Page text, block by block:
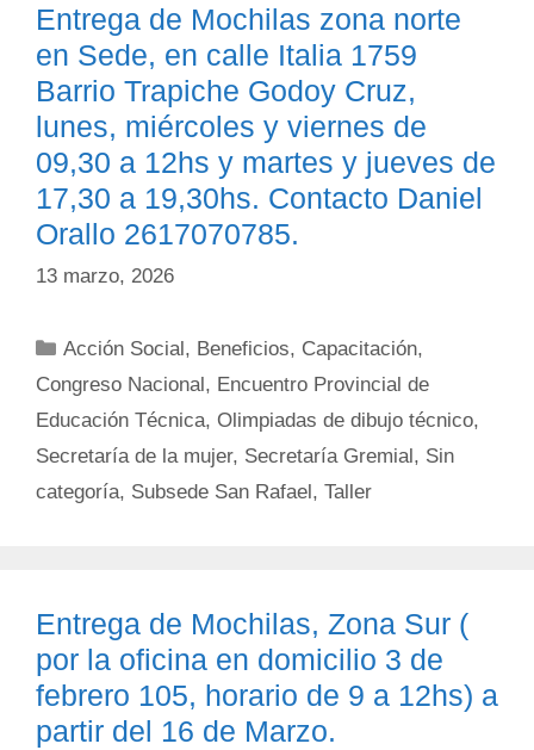
Entrega de Mochilas zona norte
en Sede, en calle Italia 1759
Barrio Trapiche Godoy Cruz,
lunes, miércoles y viernes de
09,30 a 12hs y martes y jueves de
17,30 a 19,30hs. Contacto Daniel
Orallo 2617070785.
13 marzo, 2026
Categorías
Acción Social , Beneficios, Capacitación,
Congreso Nacional , Encuentro Provincial de
Educación Técnica, Olimpiadas de dibujo técnico,
Secretaría de la mujer, Secretaría Gremial , Sin
categoría, Subsede San Rafael , Taller
Entrega de Mochilas, Zona Sur (
por la oficina en domicilio 3 de
febrero 105, horario de 9 a 12hs) a
partir del 16 de Marzo.